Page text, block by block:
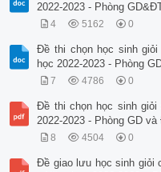
2022-2023 - Phòng
4 5162 0
Đề thi chọn học sinh
học 2022-2023 - Phòng
7 4786 0
Đề thi chọn học sinh giỏi
2022-2023 - Phòng GD
8 4504 0
Đề giao lưu học sinh giỏi